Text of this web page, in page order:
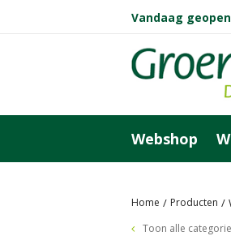
Home Producten
Vandaag
Webshop
Toon alle